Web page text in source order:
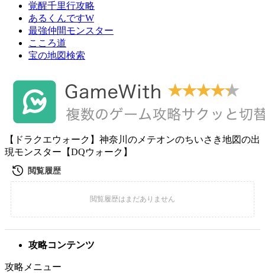
覚醒千里行攻略
あるくんですW
最強仲間モンスター
こころ道
宝の地図検索
【ドラクエウォーク】神奈川のメテオンのちいさき地図の出
現モンスター【DQウォーク】
攻略コンテンツ
攻略メニュー